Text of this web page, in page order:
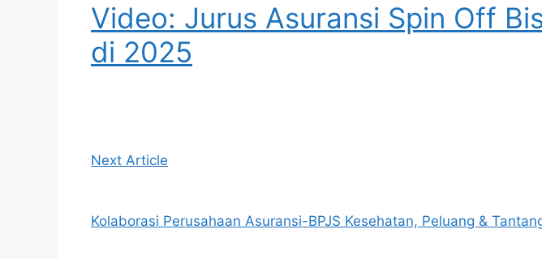
Video: Jurus Asuransi Spin Off
di 2025
Next Article
Kolaborasi Perusahaan Asuransi-BPJS Kesehatan, Peluang &